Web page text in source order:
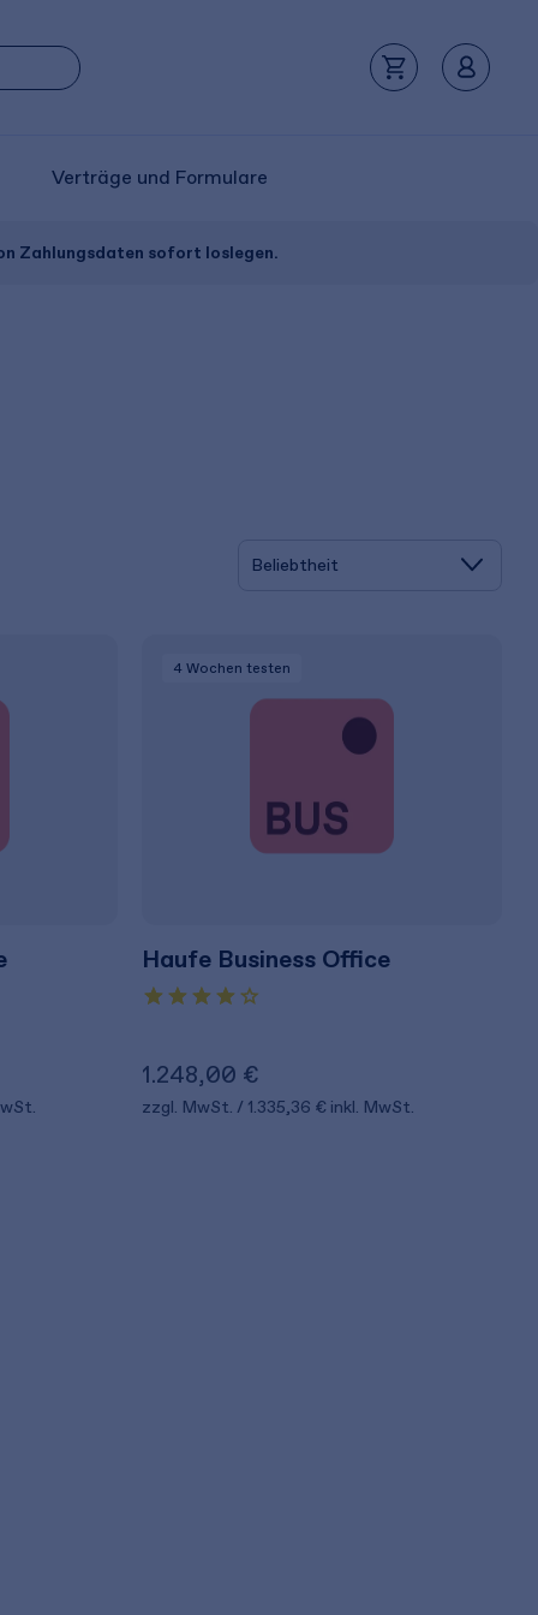
Verträge und Formulare
Zahlungsdaten sofort loslegen.
4 Wochen testen
Haufe Business Office
1.248,00 €
zzgl. MwSt. 1.335,36 € inkl. MwSt.